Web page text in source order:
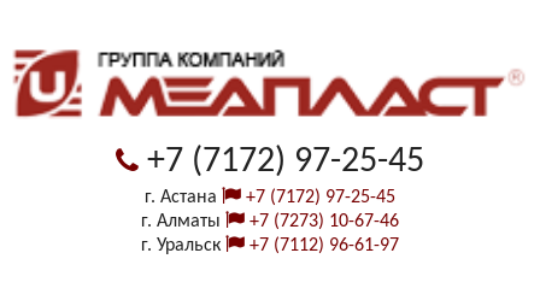
+7 (7172) 97-25-45
г. Астана
+7 (7172) 97-25-45
г. Алматы
+7 (7273) 10-67-46
г. Уральск
+7 (7112) 96-61-97